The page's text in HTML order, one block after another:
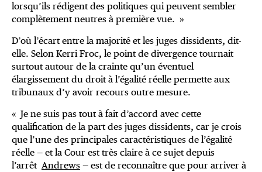
lorsqu’ils rédigent des politiques qui peuvent sembler
complètement neutres à première vue. »
D’où l’écart entre la majorité et les juges dissidents, dit-
elle. Selon Kerri Froc, le point de divergence tournait
surtout autour de la crainte qu’un éventuel
élargissement du droit à l’égalité réelle permette aux
tribunaux d’y avoir recours outre mesure.
« Je ne suis pas tout à fait d’accord avec cette
qualification de la part des juges dissidents, car je crois
que l’une des principales caractéristiques de l’égalité
réelle — et la Cour est très claire à ce sujet depuis
l’arrêt Andrews — est de reconnaître que pour arriver à